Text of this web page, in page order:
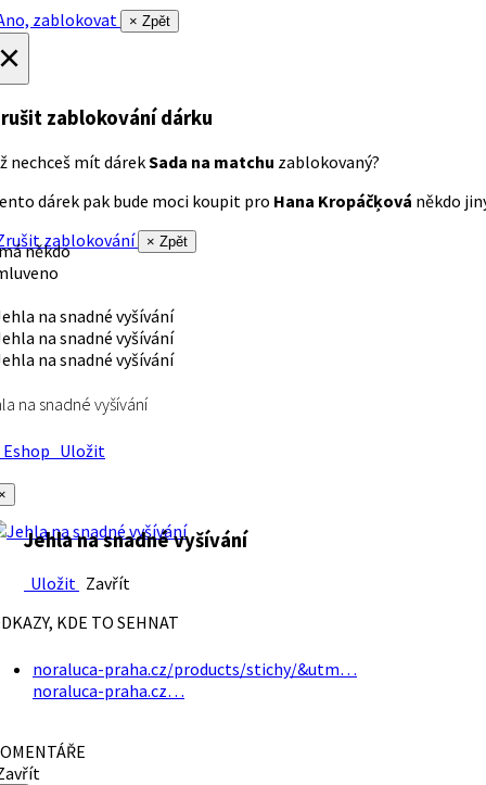
zablokovat
× Zpět
zablokování dárku
nechceš mít dárekSada na matchu zablokovaný?
dárek pak bude moci koupit pro Hana Kropáčķová někdo
zablokování
× Zpět
někdo
na snadné vyšívání
Uložit
Jehla na snadné vyšívání
Uložit Zavřít
KDE TO SEHNAT
noraluca-praha.cz/products/stichy/&utm…
noraluca-praha.cz…